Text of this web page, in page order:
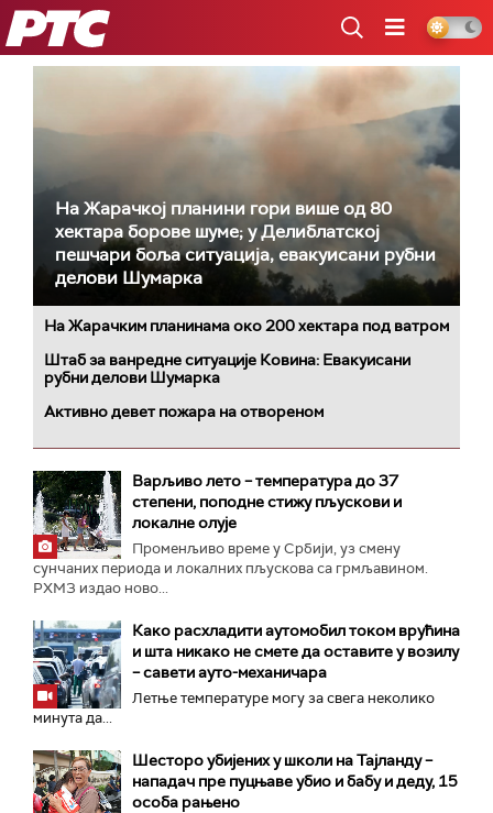
РТС
На Жарачкој планини гори више од 80
хектара борове шуме; у Делиблатској
пешчари боља ситуација, евакуисани рубни
делови Шумарка
На Жарачким планинама око 200 хектара под ватром
Штаб за ванредне ситуације Ковина: Евакуисани
рубни делови Шумарка
Активно девет пожара на отвореном
Варљиво лето – температура до 37
степени, поподне стижу пљускови и
локалне олује
Променљиво време у Србији, уз смену
сунчаних периода и локалних пљускова са грмљавином.
РХМЗ издао ново...
Како расхладити аутомобил током врућина
и шта никако не смете да оставите у возилу
– савети ауто-механичара
Летње температуре могу за свега неколико
минута да...
Шесторо убијених у школи на Тајланду –
нападач пре пуцњаве убио и бабу и деду, 15
особа рањено